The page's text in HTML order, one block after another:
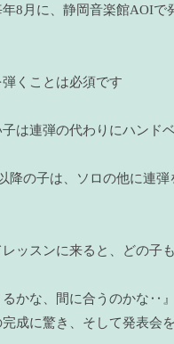
8月に、静岡音楽館AOIで
くことは必須です
は連弾の代わりにハンド
降の子は、ソロの他に連弾
レッスンに来ると、どの子
るかな、間に合うのかな‥
成に驚き、そして発表会